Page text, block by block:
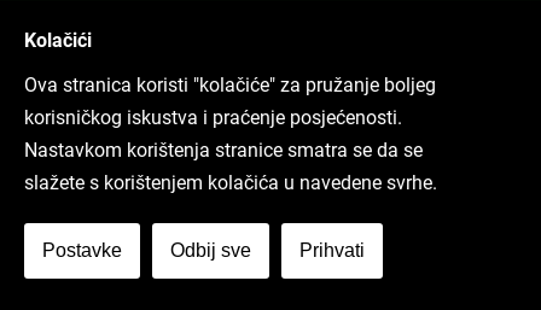
ARHIVA TEKSTOVA
Svi tekstovi
Kolačići
Ova stranica koristi "kolačiće" za pružanje boljeg
korisničkog iskustva i praćenje posjećenosti.
Nastavkom korištenja stranice smatra se da se
slažete s korištenjem kolačića u navedene svrhe.
Postavke Odbij sve Prihvati